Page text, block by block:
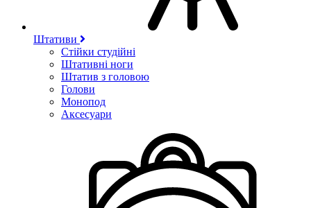
Штативи
Стійки студійні
Штативні ноги
Штатив з головою
Голови
Монопод
Аксесуари